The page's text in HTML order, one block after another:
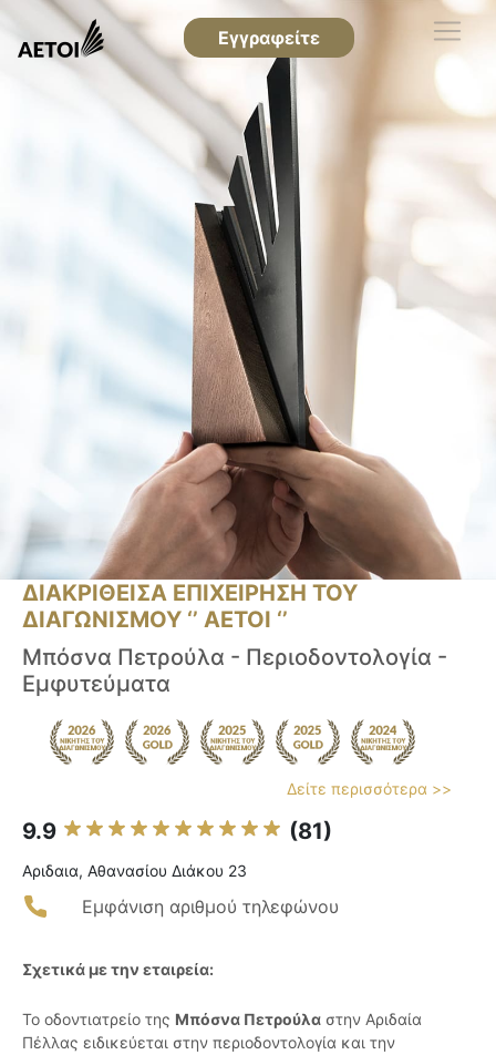
Εγγραφείτε
ΔΙΑΚΡΙΘΕΙΣΑ ΕΠΙΧΕΙΡΗΣΗ ΤΟΥ
ΔΙΑΓΩΝΙΣΜΟΥ ‘’ ΑΕΤΟΙ ‘’
Μπόσνα Πετρούλα - Περιοδοντολογία -
Εμφυτεύματα
Δείτε περισσότερα >>
9.9 (81)
Αριδαια, Αθανασίου Διάκου 23
Εμφάνιση αριθμού τηλεφώνου
Σχετικά με την εταιρεία:
Το οδοντιατρείο της Μπόσνα Πετρούλα στην Αριδαία
Πέλλας ειδικεύεται στην περιοδοντολογία και την